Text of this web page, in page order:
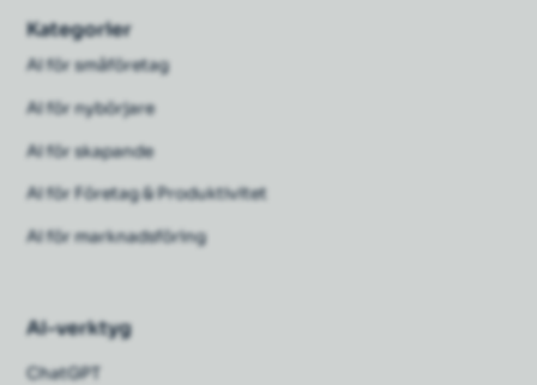
Kategorier
AI för småföretag
AI för nybörjare
AI för skapande
AI för Företag & Produktivitet
AI för marknadsföring
AI-verktyg
ChatGPT